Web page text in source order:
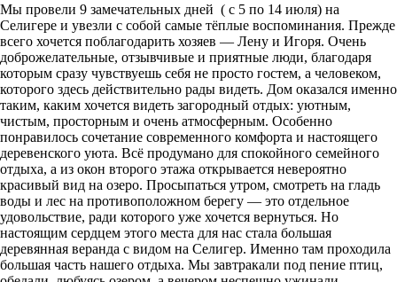
Мы провели 9 замечательных дней ( с 5 по 14 июля) на
Селигере и увезли с собой самые тёплые воспоминания. Прежде
всего хочется поблагодарить хозяев — Лену и Игоря. Очень
доброжелательные, отзывчивые и приятные люди, благодаря
которым сразу чувствуешь себя не просто гостем, а человеком,
которого здесь действительно рады видеть. Дом оказался именно
таким, каким хочется видеть загородный отдых: уютным,
чистым, просторным и очень атмосферным. Особенно
понравилось сочетание современного комфорта и настоящего
деревенского уюта. Всё продумано для спокойного семейного
отдыха, а из окон второго этажа открывается невероятно
красивый вид на озеро. Просыпаться утром, смотреть на гладь
воды и лес на противоположном берегу — это отдельное
удовольствие, ради которого уже хочется вернуться. Но
настоящим сердцем этого места для нас стала большая
деревянная веранда с видом на Селигер. Именно там проходила
большая часть нашего отдыха. Мы завтракали под пение птиц,